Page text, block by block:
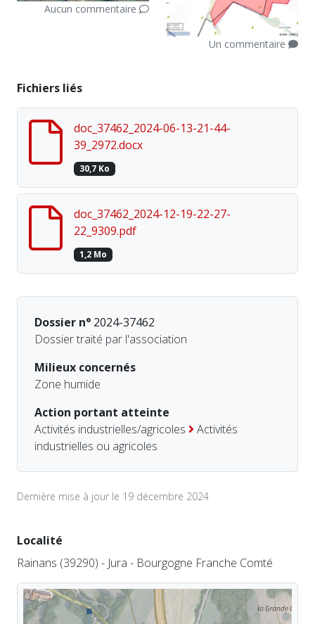
Aucun commentaire
Un commentaire
Fichiers liés
doc_37462_2024-06-13-21-44-
39_2972.docx
30,7 Ko
doc_37462_2024-12-19-22-27-
22_9309.pdf
1,2 Mo
Dossier n° 2024-37462
Dossier traité par l'association
Milieux concernés
Zone humide
Action portant atteinte
Activités industrielles/agricoles
Activités
industrielles ou agricoles
Dernière mise à jour le 19 décembre 2024
Localité
Rainans (39290) - Jura - Bourgogne Franche Comté